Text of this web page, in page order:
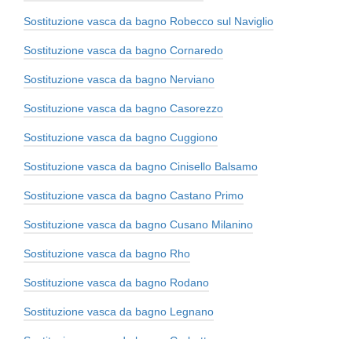
Sostituzione vasca da bagno Robecco sul Naviglio
Sostituzione vasca da bagno Cornaredo
Sostituzione vasca da bagno Nerviano
Sostituzione vasca da bagno Casorezzo
Sostituzione vasca da bagno Cuggiono
Sostituzione vasca da bagno Cinisello Balsamo
Sostituzione vasca da bagno Castano Primo
Sostituzione vasca da bagno Cusano Milanino
Sostituzione vasca da bagno Rho
Sostituzione vasca da bagno Rodano
Sostituzione vasca da bagno Legnano